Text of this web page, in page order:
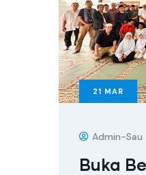
21 MAR
Admin-Sau
Buka